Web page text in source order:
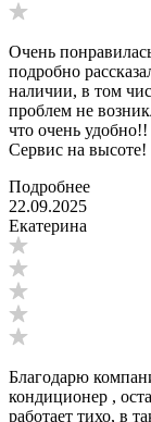
Очень
подробно
наличии, в том
проблем не
что очень
Сервис на высоте!
Подробнее
22.09.2025
Екатерина
Благодарю
кондиционер ,
работает тихо, в